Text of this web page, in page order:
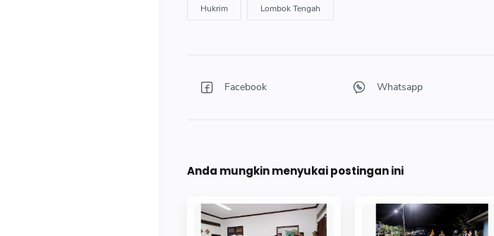
Anda mungkin menyukai postingan ini